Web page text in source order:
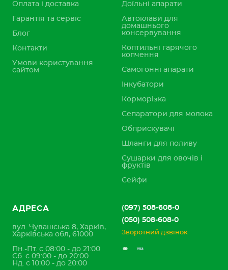
Оплата і доставка
Гарантія та сервіс
Блог
Контакти
Умови користування
сайтом
Доїльні апарати
Автоклави для
домашнього
консервування
Коптильні гарячого
копчення
Самогонні апарати
Інкубатори
Корморізка
Сепаратори для молока
Обприскувачі
Шланги для поливу
Сушарки для овочів і
фруктів
Сейфи
АДРЕСА
вул. Чувашська 8, Харків,
Харківська обл, 61000
Пн.-Пт. с 08:00 - до 21:00
Сб. с 09:00 - до 20:00
Нд. с 10:00 - до 20:00
(097) 508-608-0
(050) 508-608-0
Зворотний дзвінок